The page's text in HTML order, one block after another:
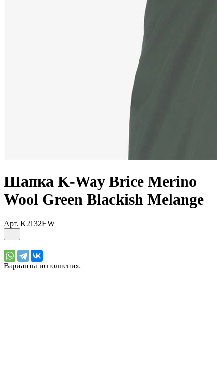
Шапка K-Way Brice Merino
Wool Green Blackish Melange
Арт. K2132HW
Варианты исполнения: